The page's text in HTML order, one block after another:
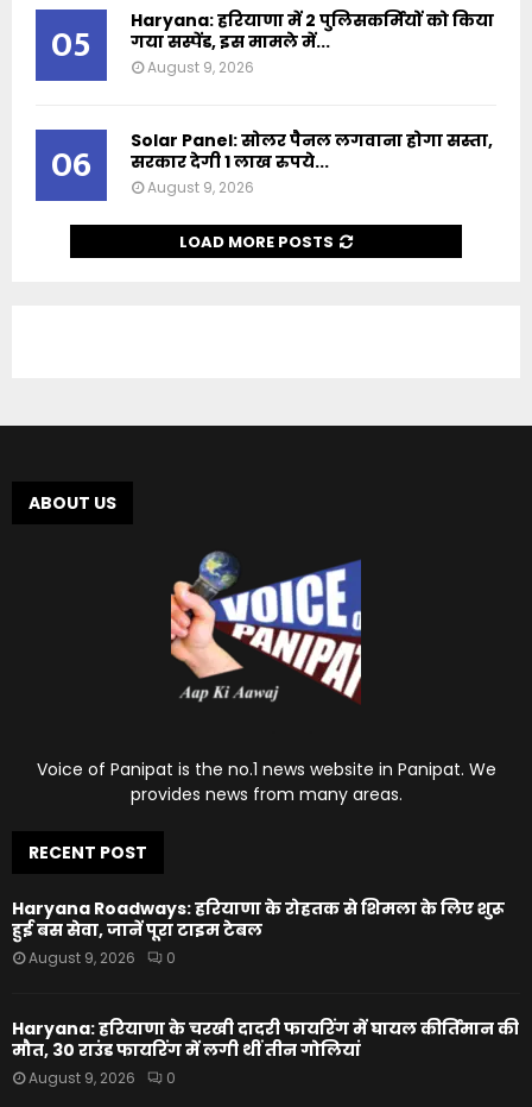
05
Haryana: हरियाणा में 2 पुलिसकर्मियों को किया
गया सस्पेंड, इस मामले में...
August 9, 2026
06
Solar Panel: सोलर पैनल लगवाना होगा सस्ता,
सरकार देगी 1 लाख रुपये...
August 9, 2026
LOAD MORE POSTS
ABOUT US
Voice of Panipat is the no.1 news website in Panipat. We
provides news from many areas.
RECENT POST
Haryana Roadways: हरियाणा के रोहतक से शिमला के लिए शुरू
हुई बस सेवा, जानें पूरा टाइम टेबल
August 9, 2026 0
Haryana: हरियाणा के चरखी दादरी फायरिंग में घायल कीर्तिमान की
मौत, 30 राउंड फायरिंग में लगी थीं तीन गोलियां
August 9, 2026 0